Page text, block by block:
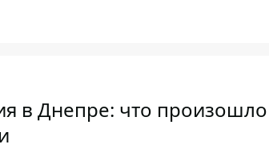
в Днепре: что произошло